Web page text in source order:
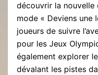
découvrir la nouvelle
mode « Deviens une
joueurs de suivre
pour les Jeux
également explorer
dévalant les pistes